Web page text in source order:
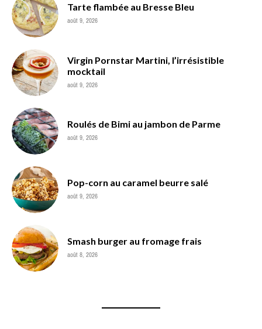
Tarte flambée au Bresse Bleu
août 9, 2026
Virgin Pornstar Martini, l’irrésistible
mocktail
août 9, 2026
Roulés de Bimi au jambon de Parme
août 9, 2026
Pop-corn au caramel beurre salé
août 9, 2026
Smash burger au fromage frais
août 8, 2026